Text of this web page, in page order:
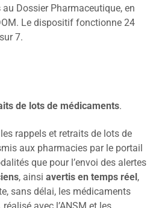
au Dossier Pharmaceutique, en
Le dispositif fonctionne 24
7.
de lots de médicaments.
rappels et retraits de lots de
aux pharmacies par le portail
que pour l’envoi des alertes
, ainsi avertis en temps réel,
sans délai, les médicaments
avec l’ANSM et les